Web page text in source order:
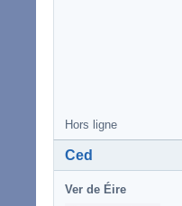
Hors ligne
Ced
Ver de Éire